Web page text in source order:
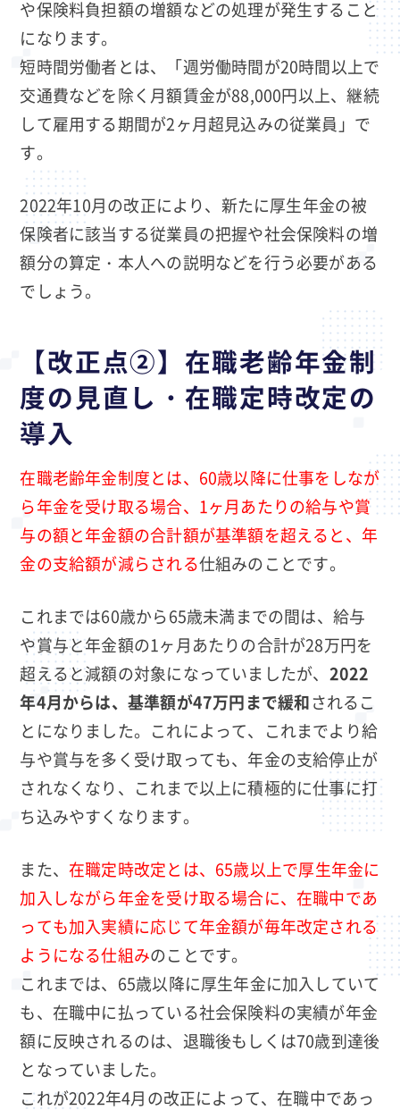
や保険料負担額の増額などの処理が発生すること
になります。
短時間労働者とは、「週労働時間が20時間以上で
交通費などを除く月額賃金が88,000円以上、継続
して雇用する期間が2ヶ月超見込みの従業員」で
す。
2022年10月の改正により、新たに厚生年金の被
保険者に該当する従業員の把握や社会保険料の増
額分の算定・本人への説明などを行う必要がある
でしょう。
【改正点②】在職老齢年金制
度の見直し・在職定時改定の
導入
在職老齢年金制度とは、60歳以降に仕事をしなが
ら年金を受け取る場合、1ヶ月あたりの給与や賞
与の額と年金額の合計額が基準額を超えると、年
金の支給額が減らされる仕組みのことです。
これまでは60歳から65歳未満までの間は、給与
や賞与と年金額の1ヶ月あたりの合計が28万円を
超えると減額の対象になっていましたが、 2022
年4月からは、 基準額が47万円まで緩和されるこ
とになりました。これによって、これまでより給
与や賞与を多く受け取っても、年金の支給停止が
されなくなり、これまで以上に積極的に仕事に打
ち込みやすくなります。
また、 在職定時改定とは、65歳以上で厚生年金に
加入しながら年金を受け取る場合に、在職中であ
っても加入実績に応じて年金額が毎年改定される
ようになる仕組みのことです。
これまでは、65歳以降に厚生年金に加入していて
も、在職中に払っている社会保険料の実績が年金
額に反映されるのは、退職後もしくは70歳到達後
となっていました。
これが2022年4月の改正によって、在職中であっ